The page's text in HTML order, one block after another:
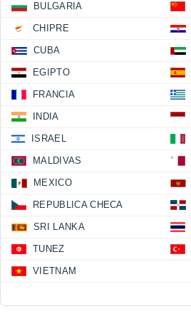
BULGARIA
CHIPRE
CUBA
EGIPTO
FRANCIA
INDIA
ISRAEL
MALDIVAS
MEXICO
REPUBLICA CHECA
SRI LANKA
TUNEZ
VIETNAM